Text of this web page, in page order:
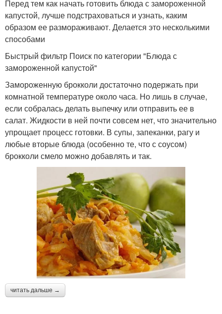
Перед тем как начать готовить блюда с замороженной
капустой, лучше подстраховаться и узнать, каким
образом ее размораживают. Делается это несколькими
способами
Быстрый фильтр Поиск по категории "Блюда с
замороженной капустой"
Замороженную брокколи достаточно подержать при
комнатной температуре около часа. Но лишь в случае,
если собралась делать выпечку или отправить ее в
салат. Жидкости в ней почти совсем нет, что значительно
упрощает процесс готовки. В супы, запеканки, рагу и
любые вторые блюда (особенно те, что с соусом)
брокколи смело можно добавлять и так.
читать дальше →